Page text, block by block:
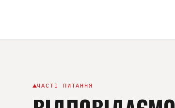
ЧАСТІ ПИТАННЯ